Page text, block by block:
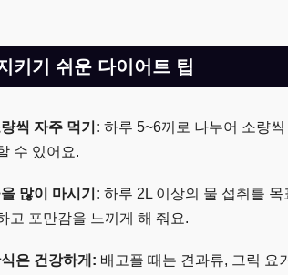
키기 쉬운 다이어트 팁
씩 자주 먹기: 하루 5~6끼로 나누어 소량
수 있어요.
많이 마시기: 하루 2L 이상의 물 섭취를
고 포만감을 느끼게 해 줘요.
은 건강하게: 배고플 때는 견과류, 그릭 요